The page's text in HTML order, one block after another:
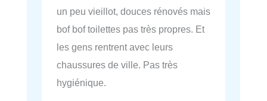
un peu vieillot, douces rénovés mais
bof bof toilettes pas très propres. Et
les gens rentrent avec leurs
chaussures de ville. Pas très
hygiénique.